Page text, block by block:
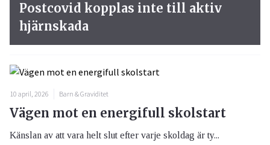
Postcovid kopplas inte till aktiv
hjärnskada
10 april, 2026 Barn & Graviditet
Vägen mot en energifull skolstart
Känslan av att vara helt slut efter varje skoldag är ty...